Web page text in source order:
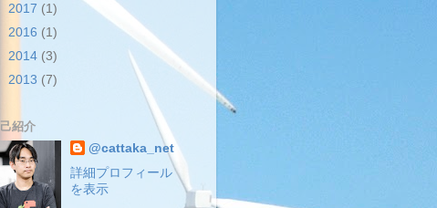
2017 (1)
2016 (1)
2014 (3)
2013 (7)
紹介
@cattaka_net
詳細プロフィール
を表示